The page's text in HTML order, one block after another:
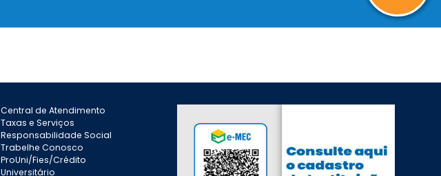
Central de Atendimento
Taxas e Serviços
Responsabilidade Social
Trabelhe Conosco
ProUni/Fies/Crédito
Universitário